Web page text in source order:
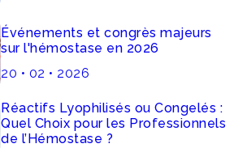
Événements et congrès majeurs
sur l'hémostase en 2026
20 • 02 • 2026
Réactifs Lyophilisés ou Congelés :
Quel Choix pour les Professionnels
de l’Hémostase ?